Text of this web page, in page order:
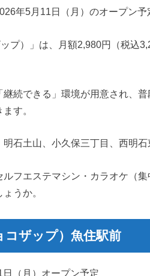
年5月11日（月）のオープン予
ップ）」は、月額2,980円（税込
継続できる」環境が用意され、
す。
石土山、小久保三丁目、西明石
フエステマシン・カラオケ（
うか。
ザップ）魚住駅前
日（月）オープン予定